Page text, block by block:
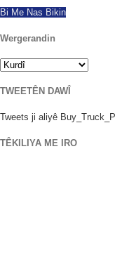
Bi Me Nas Bikin
Wergerandin
TWEETÊN DAWÎ
Tweets ji aliyê
TÊKILIYA ME IRO